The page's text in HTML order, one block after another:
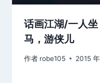
话画江湖/一人
马，游侠儿
作者 robe105 2015